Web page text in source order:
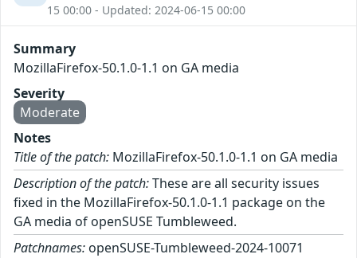
15 00:00 - Updated: 2024-06-15 00:00
Summary
MozillaFirefox-50.1.0-1.1 on GA media
Severity
Moderate
Notes
Title of the patch: MozillaFirefox-50.1.0-1.1 on GA media
Description of the patch:These are all security issues
fixed in the MozillaFirefox-50.1.0-1.1 package on the
GA media of openSUSE Tumbleweed.
Patchnames: openSUSE-Tumbleweed-2024-10071